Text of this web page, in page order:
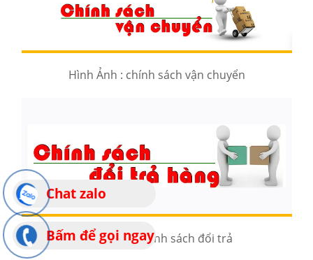
Hình Ảnh : chính sách vận chuyển
Hình Ảnh : chính sách đổi trả
Bấm để gọi ngay
Chat zalo